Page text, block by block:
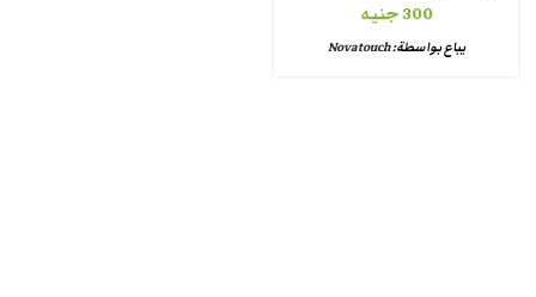
300جنيه
يباع بواسطة:Novatouch